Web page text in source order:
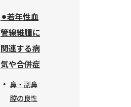
⚫︎若年性血
管線維腫に
関連する病
気や合併症
鼻・副鼻
腔の良性